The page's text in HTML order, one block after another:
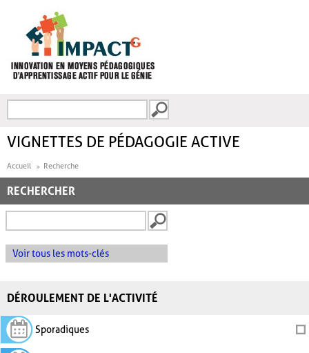
FORMULAIRE DE
VIGNETTES DE PÉDAGOGIE ACTIVE
Accueil Recherche
RECHERCHER
Voir tous les mots-clés
DÉROULEMENT DE L'ACTIVITÉ
Sporadiques